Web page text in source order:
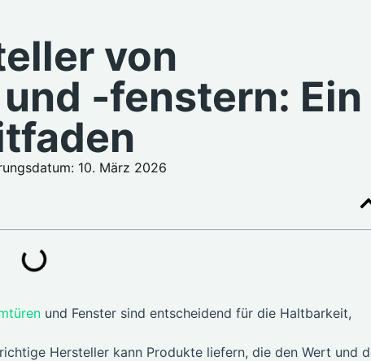
von
-fenstern: Ein
10. März 2026
und Fenster sind entscheidend für die Haltbarkeit,
Hersteller kann Produkte liefern, die den Wert und